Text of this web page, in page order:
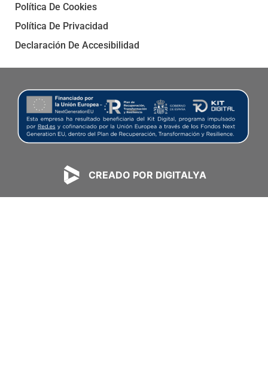
Política De Cookies
Política De Privacidad
Declaración De Accesibilidad
CREADO POR DIGITALYA